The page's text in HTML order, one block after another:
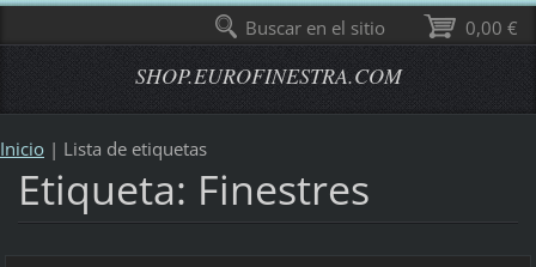
SHOP.EUROFINESTRA.COM
Inicio | Lista de etiquetas
Etiqueta: Finestres
0,00 €
Buscar en el sitio